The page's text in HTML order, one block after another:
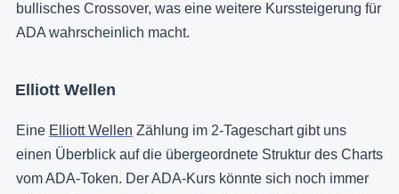
bullisches Crossover, was eine weitere Kurssteigerung für
ADA wahrscheinlich macht.
Elliott Wellen
Eine Elliott Wellen Zählung im 2-Tageschart gibt uns
einen Überblick auf die übergeordnete Struktur des Charts
vom ADA-Token. Der ADA-Kurs könnte sich noch immer